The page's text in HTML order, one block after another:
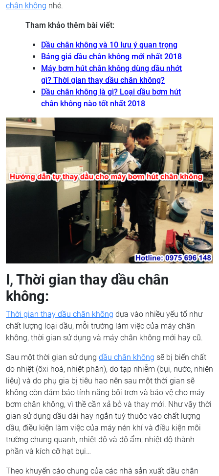
chân không nhé.
Tham khảo thêm bài viết:
Dầu chân không và 10 lưu ý quan trọng
Bảng giá dầu chân không mới nhất 2018
Máy bơm hút chân không dùng dầu nhớt
gì? Thời gian thay dầu chân không?
Dầu chân không là gì? Loại dầu bơm hút
chân không nào tốt nhất 2018
I, Thời gian thay dầu chân
không:
Thời gian thay dầu chân không dựa vào nhiều yếu tố như
chất lượng loại dầu, mỗi trường làm việc của máy chân
không, thời gian sử dụng và máy chân không mới hay cũ.
Sau một thời gian sử dụng dầu chân không sẽ bị biến chất
do nhiệt (ôxi hoá, nhiệt phân), do tạp nhiễm (bụi, nước, nhiên
liệu) và do phụ gia bị tiêu hao nên sau một thời gian sẽ
không còn đảm bảo tính năng bôi trơn và bảo vệ cho máy
bơm chân không, vì thề cần xả bỏ và thay mới. Như vậy thời
gian sử dụng dầu dài hay ngắn tuỳ thuộc vào chất lượng
dầu, điều kiện làm việc của máy nén khí và điều kiện môi
trường chung quanh, nhiệt độ và độ ẩm, nhiệt độ thành
phần và kích cỡ hạt bụi…
Theo khuyến cáo chung của các nhà sản xuất dầu chân